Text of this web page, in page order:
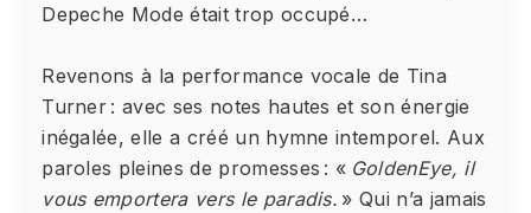
Depeche Mode était trop occupé…
Revenons à la performance vocale de Tina
Turner : avec ses notes hautes et son énergie
inégalée, elle a créé un hymne intemporel. Aux
paroles pleines de promesses : « GoldenEye, il
vous emportera vers le paradis. » Qui n’a jamais